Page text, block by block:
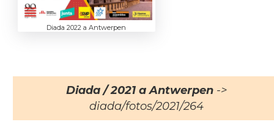
Diada 2022 a Antwerpen
Diada / 2021 a Antwerpen->
diada/fotos/2021/264